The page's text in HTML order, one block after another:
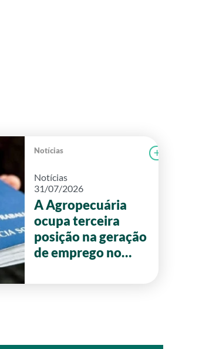
Notícias
Notícias
31/07/2026
A Agropecuária
ocupa terceira
posição na geração
de emprego no